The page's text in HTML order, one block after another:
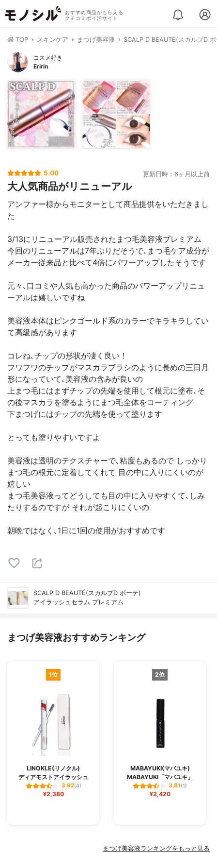
おすすめ商品がもらえる
クチコミポイ活サイト
TOP スキンケア まつげ美容液 SCALP D BEAUTÉ(スカルプD
コスメ好き
Eririn
5.00 更新日時：6ヶ月以上前
大人気商品がリニューアル
アンファー様からモニターとして商品提供をいただきまし
た
3/13にリニューアル販売されたまつ毛美容液プレミアム
今回のリニューアルは7年ぶりだそうで､まつ毛ケア成分が
メーカー従来品と比べて4倍にパワーアップしたそうです
元々､口コミや人気も高かった商品のパワーアップリニュ
ーアルは嬉しいですね
美容液本体はピンクゴールド系のカラーでキラキラしてい
て高級感があります
コレね､チップの形状が凄く良い！
フワフワのチップがマスカラブラシのように長めの三日月
形になっていて､美容液の含みが良いの
上まつ毛にはまずチップの先端を使用して根元に塗布､そ
の後マスカラを塗るようにまつ毛全体をコーティング
下まつげにはチップの先端を使って塗ります
とっても塗りやすいですよ
美容液は透明のテクスチャーで､粘度もあるので しっかり
まつ毛の根元に定着してくれて 目の中に入りにくいのが
嬉しい
まつ毛美容液ってどうしても目の中に入りやすくて､しみ
たりするのですが それが起こりにくいの
朝晩ではなく､1日に1回の使用がおすすめです
SCALP D BEAUTÉ(スカルプD ボーテ)
アイラッシュセラム プレミアム
まつげ美容液おすすめランキング
1位
LINOKLE(リノクル)
ディアモストアイラッシュ
3.92(4)
¥2,380
2位
MABAYUKI(マバユキ)
MABAYUKI「マバユキ」
3.81(1)
¥2,420
まつげ美容液ランキングをもっと見る